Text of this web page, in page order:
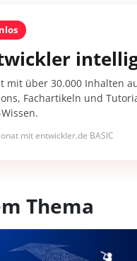
mit über 30.000 Inhalten
Fachartikeln und
mit entwickler.de BASIC
Thema